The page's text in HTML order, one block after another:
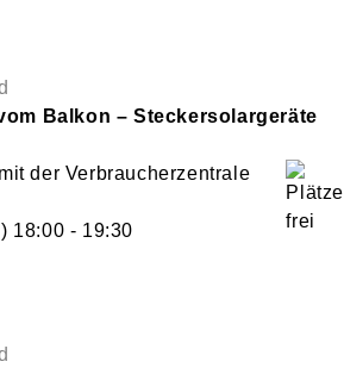
Balkon – Steckersolargeräte
der Verbraucherzentrale
18:00 - 19:30